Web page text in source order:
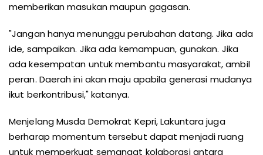
memberikan masukan maupun gagasan.
"Jangan hanya menunggu perubahan datang. Jika ada
ide, sampaikan. Jika ada kemampuan, gunakan. Jika
ada kesempatan untuk membantu masyarakat, ambil
peran. Daerah ini akan maju apabila generasi mudanya
ikut berkontribusi," katanya.
Menjelang Musda Demokrat Kepri, Lakuntara juga
berharap momentum tersebut dapat menjadi ruang
untuk memperkuat semangat kolaborasi antara